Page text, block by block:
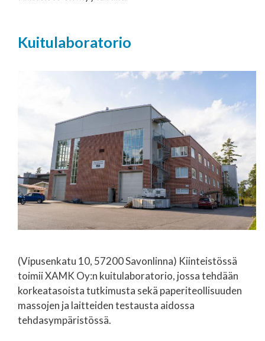
Kuitulaboratorio
(Vipusenkatu 10, 57200 Savonlinna) Kiinteistössä
toimii XAMK Oy:n kuitulaboratorio, jossa tehdään
korkeatasoista tutkimusta sekä paperiteollisuuden
massojen ja laitteiden testausta aidossa
tehdasympäristössä.